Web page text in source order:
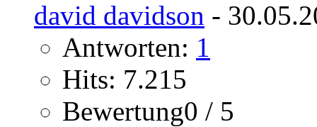
david davidson -
Antworten: 1
Hits: 7.215
Bewertung0 / 5